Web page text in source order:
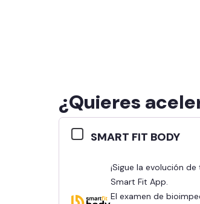
¿Quieres
SMART FIT BODY
¡Sigue la evolución de tu cuerpo! Realiza tu bioimpedancia y revisa tus resultados en la
Smart Fit App.
El examen de